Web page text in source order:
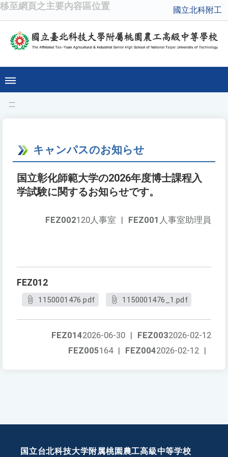
移至網頁之主要內容區位置 國立北科附工
:::
キャンパスのお知らせ
国立彰化師範大学の2026年度博士課程入
学試験に関するお知らせです。
FEZ001 人事室助理員
FEZ002120人事室 |
FEZ012
1150001476.pdf 1150001476_1.pdf
FEZ0032026-02-12
FEZ0142026-06-30 |
FEZ0042026-02-12 |
FEZ005164 |
国立台北科技大学附属桃園農工高級中等学校